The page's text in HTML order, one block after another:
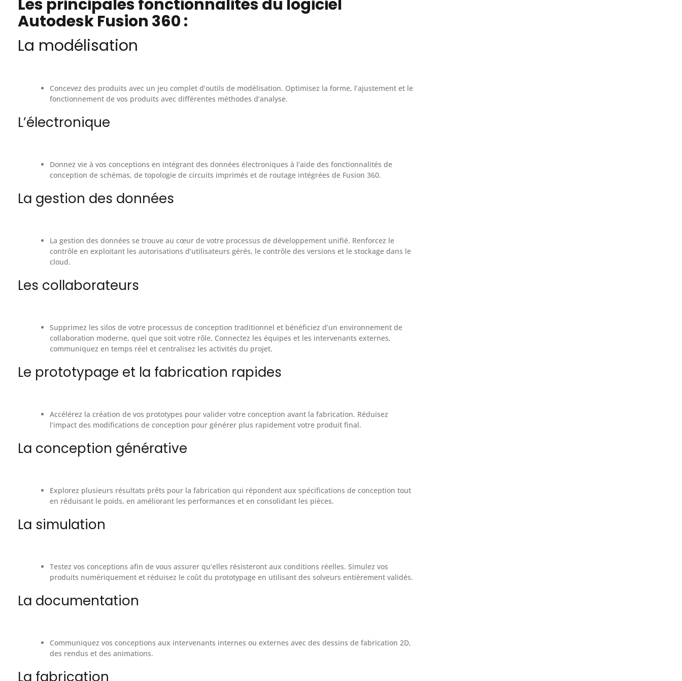
Les principales fonctionnalités du logiciel
Autodesk Fusion 360 :
La modélisation
Concevez des produits avec un jeu complet d’outils de modélisation. Optimisez la forme, l’ajustement et le
fonctionnement de vos produits avec différentes méthodes d’analyse.
L’électronique
Donnez vie à vos conceptions en intégrant des données électroniques à l’aide des fonctionnalités de
conception de schémas, de topologie de circuits imprimés et de routage intégrées de Fusion 360.
La gestion des données
La gestion des données se trouve au cœur de votre processus de développement unifié. Renforcez le
contrôle en exploitant les autorisations d’utilisateurs gérés, le contrôle des versions et le stockage dans le
cloud.
Les collaborateurs
Supprimez les silos de votre processus de conception traditionnel et bénéficiez d’un environnement de
collaboration moderne, quel que soit votre rôle. Connectez les équipes et les intervenants externes,
communiquez en temps réel et centralisez les activités du projet.
Le prototypage et la fabrication rapides
Accélérez la création de vos prototypes pour valider votre conception avant la fabrication. Réduisez
l’impact des modifications de conception pour générer plus rapidement votre produit final.
La conception générative
Explorez plusieurs résultats prêts pour la fabrication qui répondent aux spécifications de conception tout
en réduisant le poids, en améliorant les performances et en consolidant les pièces.
La simulation
Testez vos conceptions afin de vous assurer qu’elles résisteront aux conditions réelles. Simulez vos
produits numériquement et réduisez le coût du prototypage en utilisant des solveurs entièrement validés.
La documentation
Communiquez vos conceptions aux intervenants internes ou externes avec des dessins de fabrication 2D,
des rendus et des animations.
La fabrication